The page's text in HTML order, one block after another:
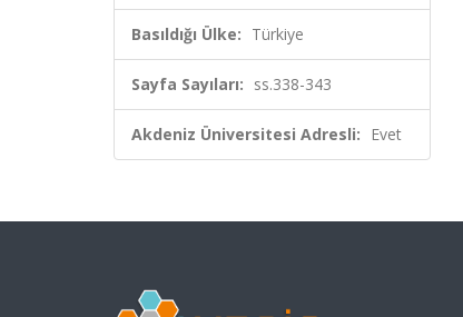
Basıldığı Ülke: Türkiye
Sayfa Sayıları: ss.338-343
Akdeniz Üniversitesi Adresli: Evet